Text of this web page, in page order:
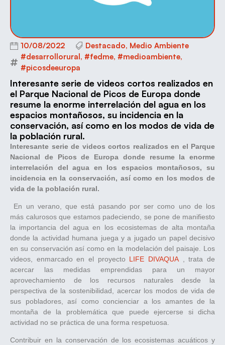
10/08/2022 Destacado, Medio Ambiente
#desarrollorural , #fedme, #medioambiente,
#picosdeeuropa
Interesante serie de videos cortos realizados en
el Parque Nacional de Picos de Europa donde
resume la enorme interrelación del agua en los
espacios montañosos, su incidencia en la
conservación, así como en los modos de vida de
la población rural.
Interesante serie de videos cortos realizados en el Parque
Nacional de Picos de Europa donde resume la enorme
interrelación del agua en los espacios montañosos, su
incidencia en la conservación, así como en los modos de
vida de la población rural.
En un verano, que está pasando por ser como uno de los
más calurosos que estamos padeciendo, se pone de manifiesto
la importancia del agua en los ecosistemas de alta montaña
donde la actividad humana juega y a jugado un papel decisivo
en su conservación así como en la modelación del paisaje. Los
videos, enmarcado en el proyecto LIFE DIVAQUA , trata de
acercar las medidas emprendidas para un mayor
aprovechamiento de los recursos naturales desde la
perspectiva de la sostenibilidad, acercar los modos de vida de
sus pobladores, así como concienciar a los amantes de la
montaña de la problemática que puede ejercerse si dicha
actividad no se práctica de una forma respetuosa.
Contribuir en la conservación de los ecosistemas acuáticos y